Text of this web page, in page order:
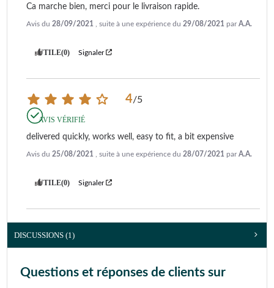
Ca marche bien, merci pour le livraison rapide.
Avis du 28/09/2021 , suite à une expérience du 29/08/2021 parA.A.
UTILE(0) Signaler
4/5
AVIS VÉRIFIÉ
delivered quickly, works well, easy to fit, a bit expensive
Avis du 25/08/2021 , suite à une expérience du 28/07/2021 parA.A.
UTILE(0) Signaler
DISCUSSIONS (1)
Questions et réponses de clients sur